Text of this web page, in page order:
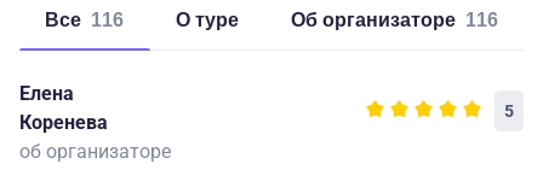
Все 116 о туре об организаторе 116
Елена
Коренева
5
об организаторе